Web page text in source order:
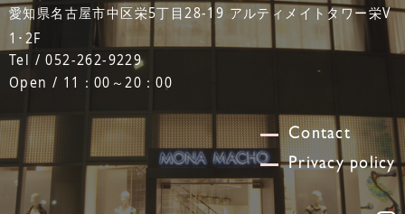
愛知県名古屋市中区栄5丁目28-19 アルティメイトタワー栄V
1･2F
Tel / 052-262-9229
Open / 11：00～20：00
Contact
Privacy policy